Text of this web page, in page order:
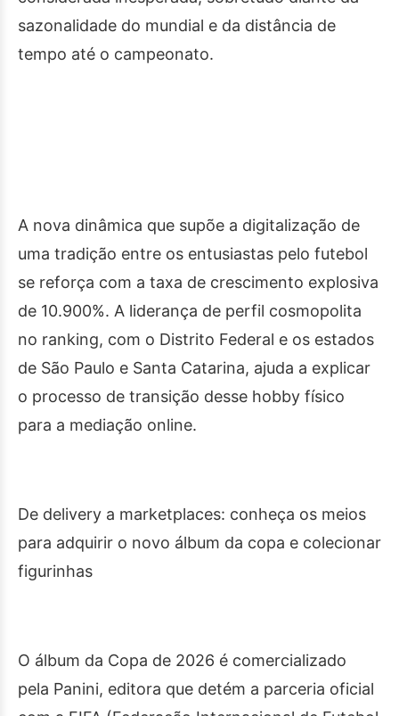
sazonalidade do mundial e da distância de
tempo até o campeonato.
A nova dinâmica que supõe a digitalização de
uma tradição entre os entusiastas pelo futebol
se reforça com a taxa de crescimento explosiva
de 10.900%. A liderança de perfil cosmopolita
no ranking, com o Distrito Federal e os estados
de São Paulo e Santa Catarina, ajuda a explicar
o processo de transição desse hobby físico
para a mediação online.
De delivery a marketplaces: conheça os meios
para adquirir o novo álbum da copa e colecionar
figurinhas
O álbum da Copa de 2026 é comercializado
pela Panini, editora que detém a parceria oficial